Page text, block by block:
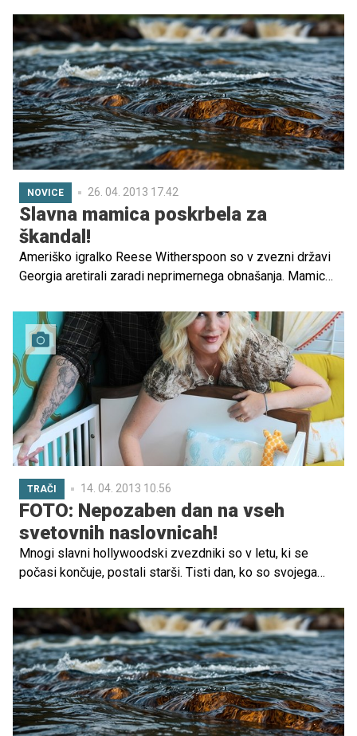
starejši sin Deacon, skupaj sta obiskala jogo. Čeprav je ta
oblika vadbe nekoliko neobičajna za fanta njegove
starosti, je vseeno zdrava in priporočljiva. Za jogo je
namreč značilno, da z dihalnimi vajami, različnimi
telesnimi položaji in mentalnim osredotočenjem tako
mladi kot tudi starejši dosežejo tako duševno kot tudi
telesno uravnovešenost.
NOVICE 26. 04. 2013 17.42
Slavna mamica poskrbela za
škandal!
Ameriško igralko Reese Witherspoon so v zvezni državi
Georgia aretirali zaradi neprimernega obnašanja. Mamica
ameriški mediji pa pišejo, da je zelo neodgovorno od nje
in njenega moža, da sta se za vožnjo odločila kljub temu,
da sta bila oba pod vplivom alkohola.
TRAČI 14. 04. 2013 10.56
FOTO: Nepozaben dan na vseh
svetovnih naslovnicah!
Mnogi slavni hollywoodski zvezdniki so v letu, ki se
počasi končuje, postali starši. Tisti dan, ko so svojega
zapomnili!